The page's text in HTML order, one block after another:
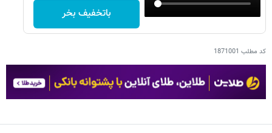
باتخفیف بخر
کد مطلب 1871001